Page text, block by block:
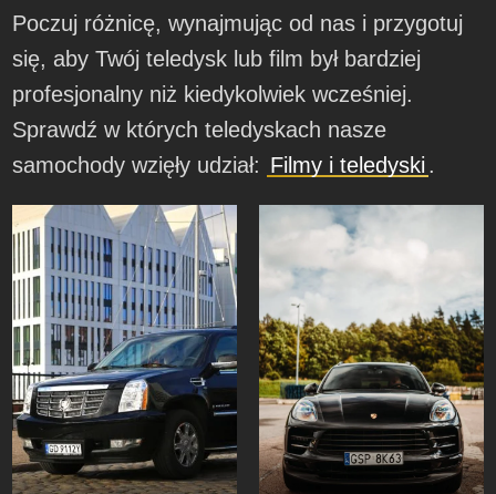
Poczuj różnicę, wynajmując od nas i przygotuj
się, aby Twój teledysk lub film był bardziej
profesjonalny niż kiedykolwiek wcześniej.
Sprawdź w których teledyskach nasze
samochody wzięły udział: Filmy i teledyski .